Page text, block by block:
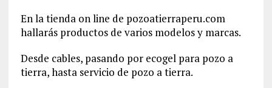
En la tienda on line de pozoatierraperu.com
hallarás productos de varios modelos y marcas.
Desde cables, pasando por ecogel para pozo a
tierra, hasta servicio de pozo a tierra.